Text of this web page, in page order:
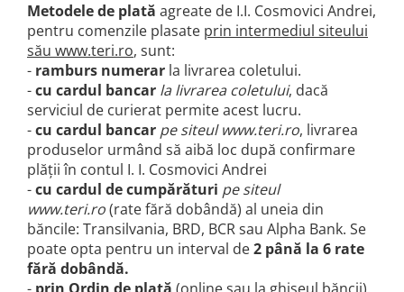
Metodele de plată agreate de I.I. Cosmovici Andrei,
pentru comenzile plasate prin intermediul siteului
său www.teri.ro, sunt:
- ramburs numerar la livrarea coletului.
-cu cardul bancar la livrarea coletului, dacă
serviciul de curierat permite acest lucru.
-cu cardul bancar pe siteul www.teri.ro, livrarea
produselor urmând să aibă loc după confirmare
plății în contul I. I. Cosmovici Andrei
-cu cardul de cumpărături pe siteul
www.teri.ro(rate fără dobândă) al uneia din
băncile: Transilvania, BRD, BCR sau Alpha Bank. Se
poate opta pentru un interval de2 până la 6 rate
fără dobândă.